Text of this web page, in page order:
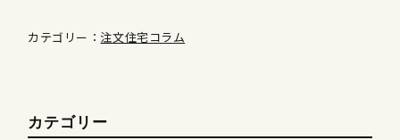
カテゴリー： 注文住宅コラム
カテゴリー